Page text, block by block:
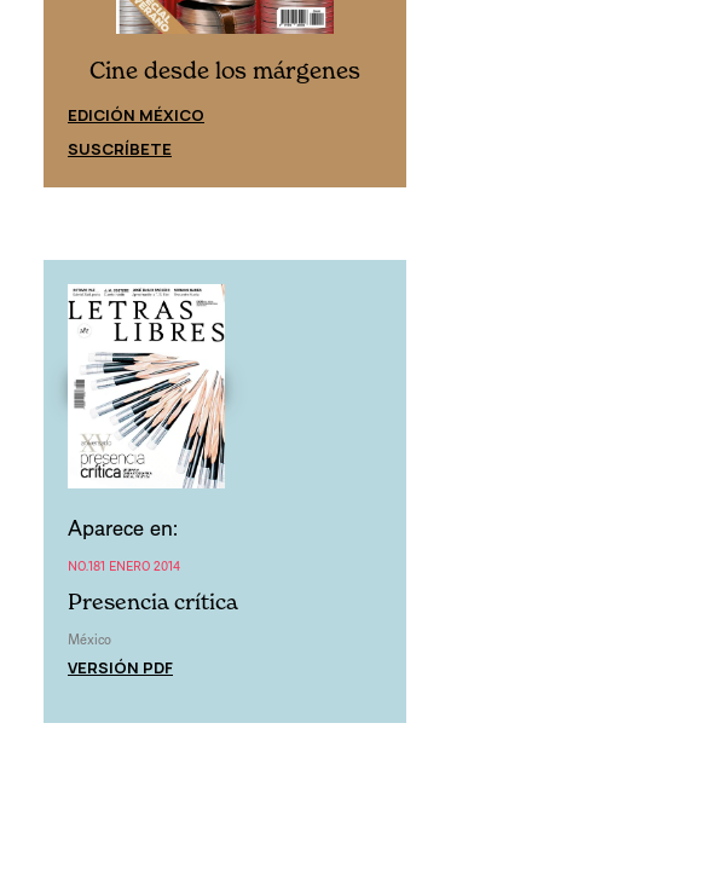
Cine desde los márgenes
EDICIÓN MÉXICO
SUSCRÍBETE
Aparece en:
NO.181 ENERO 2014
Presencia crítica
México
VERSIÓN PDF